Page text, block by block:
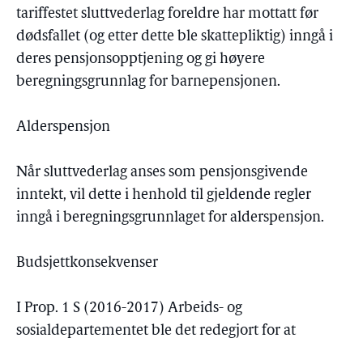
tariffestet sluttvederlag foreldre har mottatt før
dødsfallet (og etter dette ble skattepliktig) inngå i
deres pensjonsopptjening og gi høyere
beregningsgrunnlag for barnepensjonen.
Alderspensjon
Når sluttvederlag anses som pensjonsgivende
inntekt, vil dette i henhold til gjeldende regler
inngå i beregningsgrunnlaget for alderspensjon.
Budsjettkonsekvenser
I Prop. 1 S (2016-2017) Arbeids- og
sosialdepartementet ble det redegjort for at